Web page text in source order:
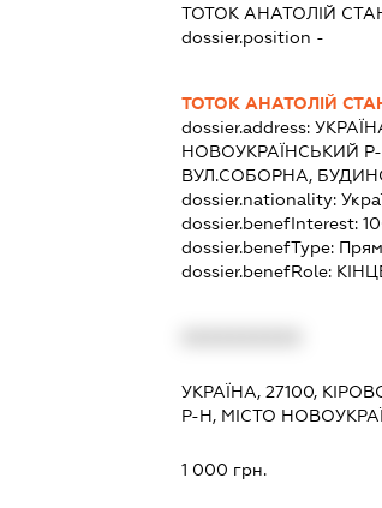
ТОТОК АНАТОЛІЙ
dossier.position -
ТОТОК АНАТОЛІЙ
dossier.address:
НОВОУКРАЇНСЬКИЙ
ВУЛ.СОБОРНА,
dossier.nationality:
dossier.benefInterest:
dossier.benefType:
dossier.benefRole:
УКРАЇНА, 27100,
Р-Н, МІСТО
1 000 грн.